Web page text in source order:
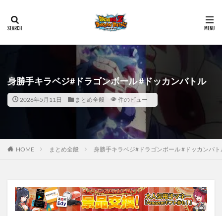
身勝手キラベジ#ドラゴンボール #ドッカンバトル
2026年5月11日 まとめ全般 件のビュー
HOME まとめ全般 身勝手キラベジ#ドラゴンボール #ドッカンバト